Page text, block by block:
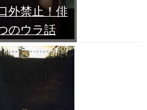
外禁止！俳
のウラ話